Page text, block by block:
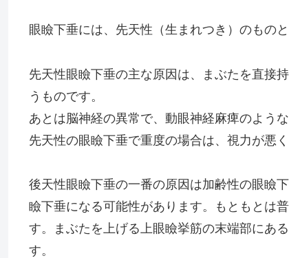
眼瞼下垂には、先天性（生まれつき）のもの
先天性眼瞼下垂の主な原因は、まぶたを直接
うものです。
あとは脳神経の異常で、動眼神経麻痺のよう
先天性の眼瞼下垂で重度の場合は、視力が悪
後天性眼瞼下垂の一番の原因は加齢性の眼瞼
瞼下垂になる可能性があります。もともとは
す。まぶたを上げる上眼瞼挙筋の末端部にあ
す。